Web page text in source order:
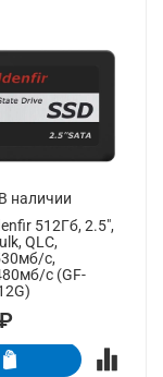
В наличии
512Гб, 2.5",
QLC,
с,
с (GF-